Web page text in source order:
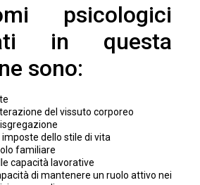
psicologici
in questa
sono:
del vissuto corporeo
dello stile di vita
familiare
capacità lavorative
di mantenere un ruolo attivo nei